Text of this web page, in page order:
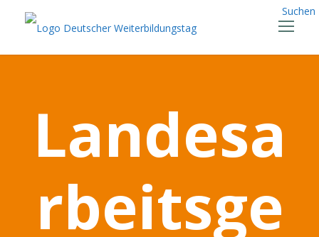
Suchen
Landesa
rbeitsge